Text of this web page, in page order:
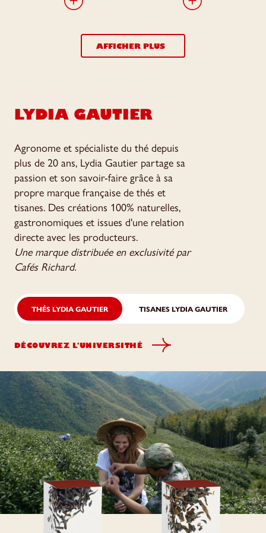
AFFICHER PLUS
LYDIA GAUTIER
Agronome et spécialiste du thé depuis
plus de 20 ans, Lydia Gautier partage sa
passion et son savoir-faire grâce à sa
propre marque française de thés et
tisanes. Des créations 100% naturelles,
gastronomiques et issues d'une relation
directe avec les producteurs.
Une marque distribuée en exclusivité par
Cafés Richard.
THÉS LYDIA GAUTIER TISANES LYDIA GAUTIER
DÉCOUVREZ L'UNIVERSITHÉ
ALL DAY T
Thé Noir Du Sri Lanka
COMTE GREY BIO
Thé Noir & Bergamote